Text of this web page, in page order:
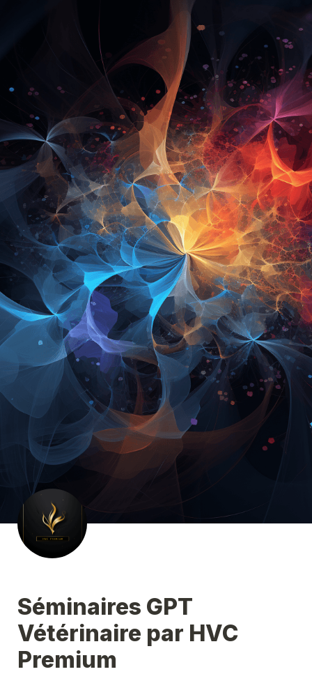
Séminaires GPT
Vétérinaire par HVC
Premium